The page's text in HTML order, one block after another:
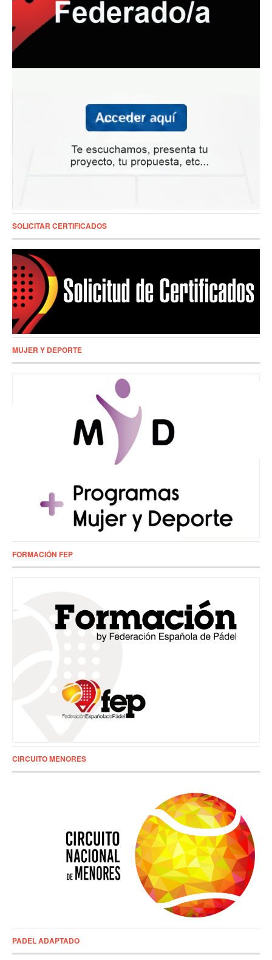
SOLICITAR CERTIFICADOS
MUJER Y DEPORTE
FORMACIÓN FEP
CIRCUITO MENORES
PADEL ADAPTADO